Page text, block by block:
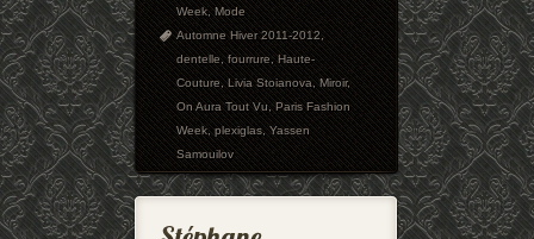
Week,Mode
Automne Hiver 2011-2012,
dentelle,fourrure,Haute-
Couture,Livia Stoianova,Miroir,
On Aura Tout Vu,Paris Fashion
Week,plexiglas,Yassen
Samouilov